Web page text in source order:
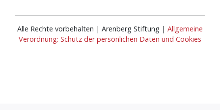
Alle Rechte vorbehalten | Arenberg Stiftung | Allgemeine
Verordnung: Schutz der persönlichen Daten und Cookies